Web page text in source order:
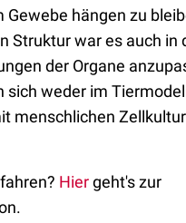
Gewebe hängen zu
Struktur war es auch in
der Organe
sich weder im
menschlichen
Hiergeht's zur